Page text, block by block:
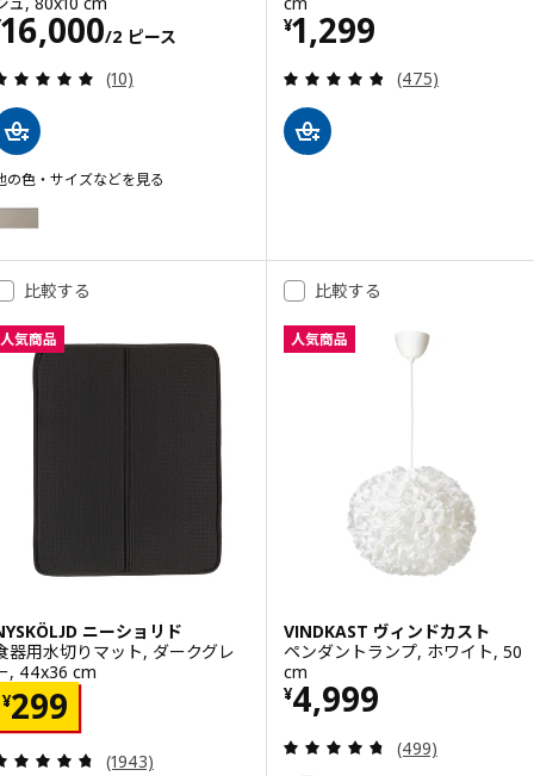
16,000/2 ピース
格 ¥ 16000/2 ピース
レビュー: 4.9 から 5 星です。 総レビュー数:
(10)
の色・サイズなどを見る
プション: UPPLÖV ウップローヴ, 引き出し前部, マット ダークベー
プション: UPPLÖV ウップローヴ, 引き出し前部, マット ダークベー
プション: UPPLÖV ウップローヴ, 引き出し前部, マット ダークベー
プション: UPPLÖV ウップローヴ, 引き出し前部, マット ダークベージ
プション: UPPLÖV ウップローヴ, 引き出し前部, マット ダークベー
プション: UPPLÖV ウップローヴ, 引き出し前部, マット ダークベー
¥1,299
価格 ¥ 1299
レビュー: 4.8
(475)
比較する
人気商品
ニーショリド
器用水切りマット, ダークグレ
, 44x36 cm
¥299
格 ¥ 299
レビュー: 4.7 から 5 星です。 総レビュー数:
(1943)
比較する
人気商品
VINDKAST ヴィンドカスト
ペンダントランプ, ホワイト, 50
cm
¥4,999
価格 ¥ 4999
レビュー: 4.7
(499)